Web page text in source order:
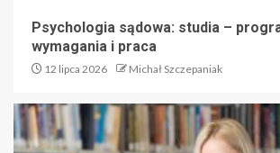
Psychologia sądowa: studia –
wymagania i praca
12 lipca 2026 Michał Szczepaniak